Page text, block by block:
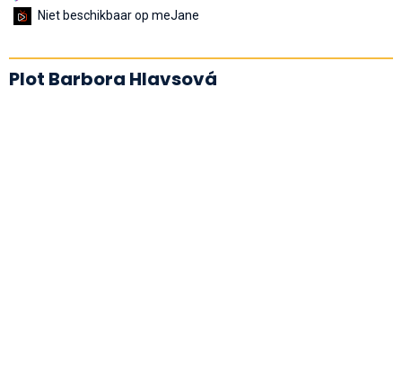
Niet beschikbaar op meJane
Plot Barbora Hlavsová